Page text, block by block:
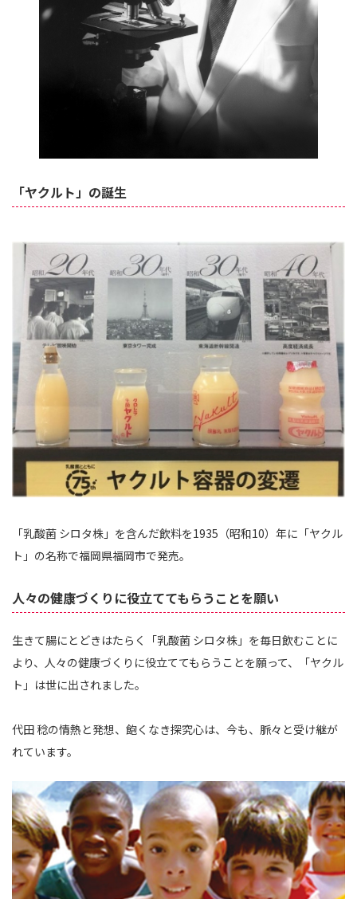
）に「乳酸菌 シロタ株」を1,000
でいます。ストレスを感じている人
不満を感じている人におすすめで
「乳酸菌 シロタ株」と「
でＷの強さ。1本80mlに
シロタ株」と腸内のビフ
たらきのある「ガラクト
んでいます。
「ヤクルト」の誕生
「乳酸菌 シロタ株」を含んだ飲料を1935（昭和10）年に「ヤクル
ト」の名称で福岡県福岡市で発売。
人々の健康づくりに役立ててもらうことを願い
生きて腸にとどきはたらく「乳酸菌 シロタ株」を毎日飲むことに
より、人々の健康づくりに役立ててもらうことを願って、「ヤクル
ト」は世に出されました。
代田 稔の情熱と発想、飽くなき探究心は、今も、脈々と受け継が
れています。